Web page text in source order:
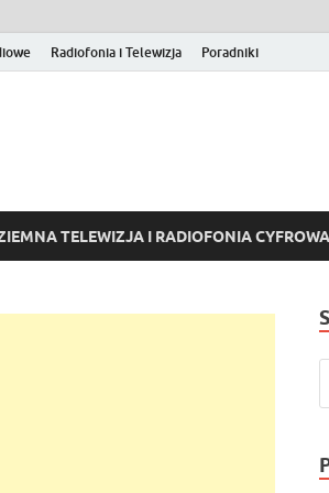
Radiofonia i Telewizja Poradniki
online, VOD
TELEWIZJA I RADIOFONIA CYFROWA